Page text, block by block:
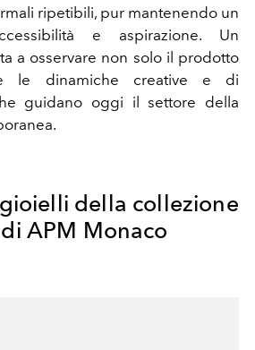
ripetibili, pur mantenendo un
e aspirazione. Un
a osservare non solo il prodotto
le dinamiche creative e di
guidano oggi il settore della
della collezione
APM Monaco